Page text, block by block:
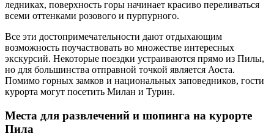
ледниках, поверхность горы начинает красиво переливаться
всеми оттенками розового и пурпурного.
Все эти достопримечательности дают отдыхающим
возможность поучаствовать во множестве интересных
экскурсий. Некоторые поездки устраиваются прямо из Пилы,
но для большинства отправной точкой является Аоста.
Помимо горных замков и национальных заповедников, гости
курорта могут посетить Милан и Турин.
Места для развлечений и шопинга на курорте
Пила